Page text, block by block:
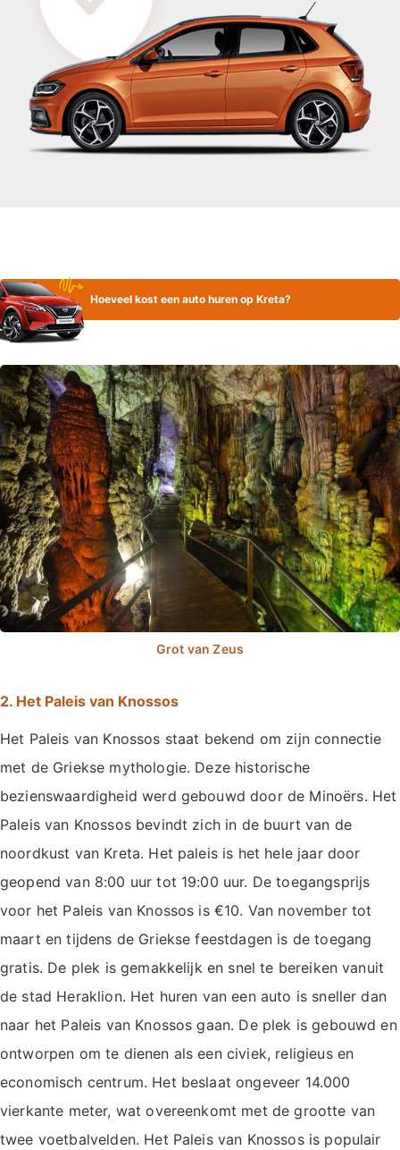
Hoeveel kost een auto huren op Kreta?
2. Het Paleis van Knossos
Het Paleis van Knossos staat bekend om zijn connectie
met de Griekse mythologie. Deze historische
bezienswaardigheid werd gebouwd door de Minoërs. Het
Paleis van Knossos bevindt zich in de buurt van de
noordkust van Kreta. Het paleis is het hele jaar door
geopend van 8:00 uur tot 19:00 uur. De toegangsprijs
voor het Paleis van Knossos is €10. Van november tot
maart en tijdens de Griekse feestdagen is de toegang
gratis. De plek is gemakkelijk en snel te bereiken vanuit
de stad Heraklion. Het huren van een auto is sneller dan
naar het Paleis van Knossos gaan. De plek is gebouwd en
ontworpen om te dienen als een civiek, religieus en
economisch centrum. Het beslaat ongeveer 14.000
vierkante meter, wat overeenkomt met de grootte van
twee voetbalvelden. Het Paleis van Knossos is populair